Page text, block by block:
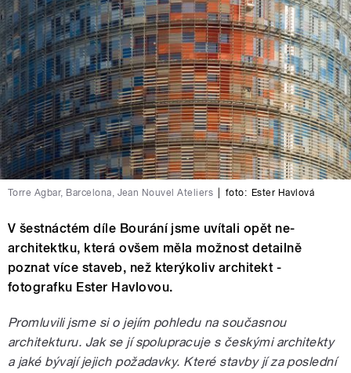
Torre Agbar, Barcelona, Jean Nouvel Ateliers foto: Ester Havlová
V šestnáctém díle Bourání jsme uvítali opět ne-
architektku, která ovšem měla možnost detailně
poznat více staveb, než kterýkoliv architekt -
fotografku Ester Havlovou.
Promluvili jsme si o jejím pohledu na současnou
architekturu. Jak se jí spolupracuje s českými architekty
a jaké bývají jejich požadavky. Které stavby jí za poslední